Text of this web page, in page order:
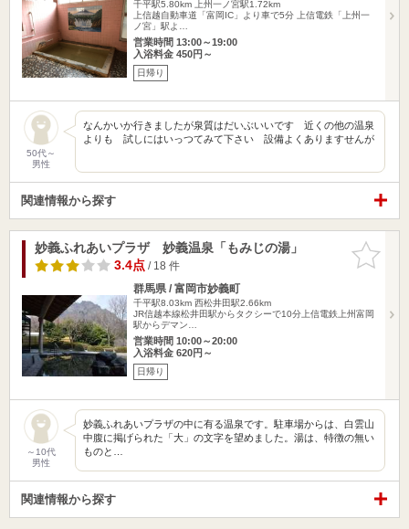
千平駅5.80km
上州一ノ宮駅1.72km
上信越自動車道「富岡IC」より車で5分 上信電鉄「上州一
ノ宮」駅よ…
営業時間 13:00～19:00
入浴料金 450円～
日帰り
50代～
男性
なんかいか行きましたが泉質はだいぶいいです 近くの他の温泉
よりも 試しにはいっつてみて下さい 設備よくありますせんが
関連情報から探す
お気に入
りに追加
妙義ふれあいプラザ 妙義温泉「もみじの湯」
3.4点/ 18 件
群馬県 / 富岡市妙義町
千平駅8.03km 西松井田駅2.66km
JR信越本線松井田駅からタクシーで10分上信電鉄上州富岡
駅からデマン…
営業時間 10:00～20:00
入浴料金 620円～
日帰り
～10代
男性
妙義ふれあいプラザの中に有る温泉です。駐車場からは、白雲山
中腹に掲げられた「大」の文字を望めました。湯は、特徴の無い
ものと…
関連情報から探す